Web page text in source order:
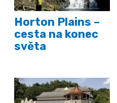
Horton Plains –
cesta na konec
světa